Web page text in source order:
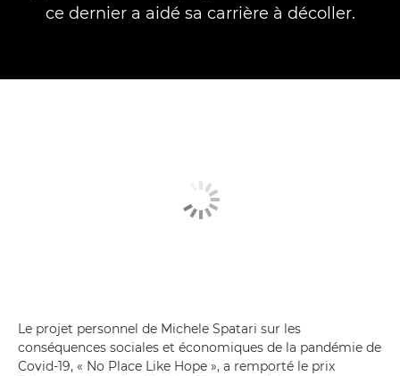
ce dernier a aidé sa carrière à décoller.
Le projet personnel de Michele Spatari sur les
conséquences sociales et économiques de la pandémie de
Covid-19, « No Place Like Hope », a remporté le prix